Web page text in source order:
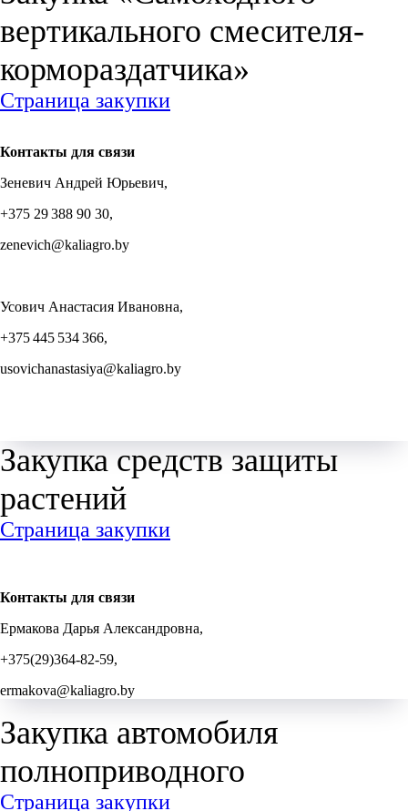
вертикального смесителя-
кормораздатчика»
Страница закупки
Контакты для связи
Зеневич Андрей Юрьевич,
+375 29 388 90 30,
zenevich@kaliagro.by
Усович Анастасия Ивановна,
+375 445 534 366,
usovichanastasiya@kaliagro.by
Закупка средств защиты
растений
Страница закупки
Контакты для связи
Ермакова Дарья Александровна,
+375(29)364-82-59,
ermakova@kaliagro.by
Закупка автомобиля
полноприводного
Страница закупки